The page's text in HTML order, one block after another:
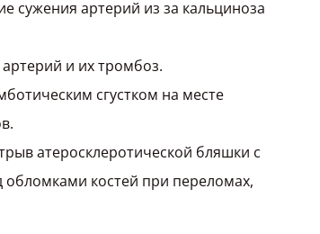
сужения артерий из за кальциноза
и их тромбоз.
сгустком на месте
атеросклеротической бляшки с
костей при переломах,